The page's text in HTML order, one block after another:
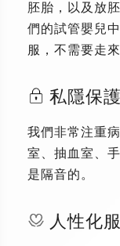
胚胎，以及放
們的試管嬰兒
服，不需要走來
私隱保護
我們非常注重
室、抽血室、
是隔音的。
人性化